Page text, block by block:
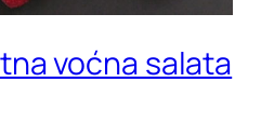
voćna salata